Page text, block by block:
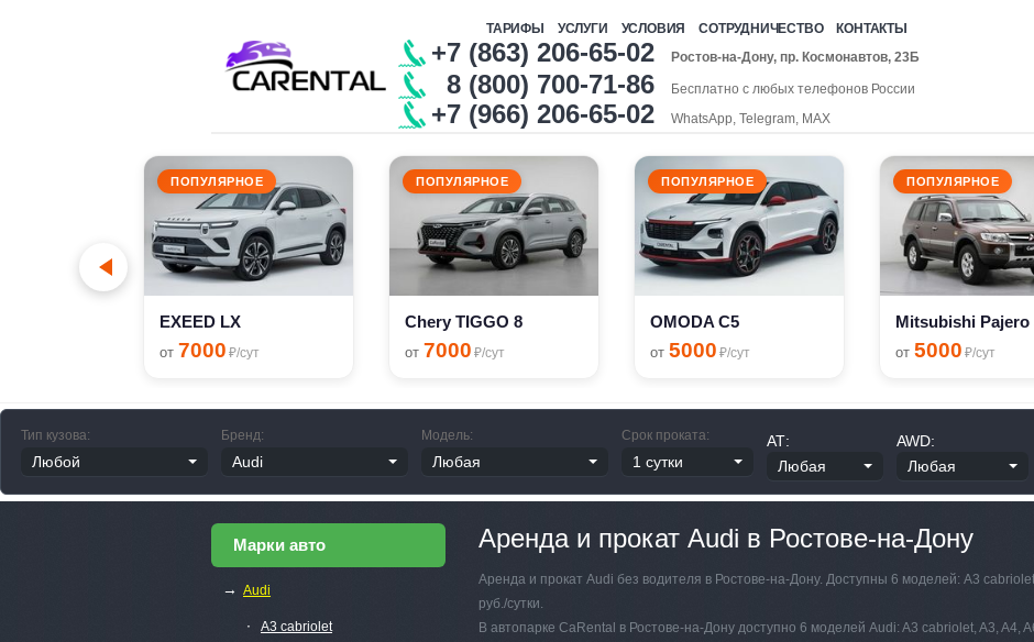
ТАРИФЫ УСЛУГИ УСЛОВИЯ СОТРУДНИЧЕСТВО КОНТАКТЫ
+7 (863) 206-65-02 Ростов-на-Дону, пр. Космонавтов, 23Б
8 (800) 700-71-86 Бесплатно с любых телефонов России
+7 (966) 206-65-02 WhatsApp, Telegram, MAX
ПОПУЛЯРНОЕ
EXEED LX
от 7000 ₽/сут
ПОПУЛЯРНОЕ
Chery TIGGO 8
от 7000 ₽/сут
ПОПУЛЯРНОЕ
OMODA C5
от 5000 ₽/сут
ПОПУЛЯРНОЕ
от 5000 ₽/сут
Тип кузова: Бренд: Модель: Срок проката: АТ: AWD:
Марки авто
→ Audi
∙ A3 cabriolet
Аренда и прокат Audi в Ростове-на-Дону
Аренда и прокат Audi без водителя в Ростове-на-Дону. Доступны 6 моделей: A3
руб./сутки.
В автопарке CaRental в Ростове-на-Дону доступно 6 моделей Audi: A3 cabriolet, A3, A4,